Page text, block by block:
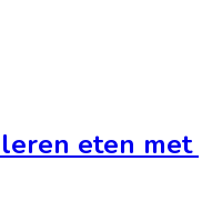
eten met